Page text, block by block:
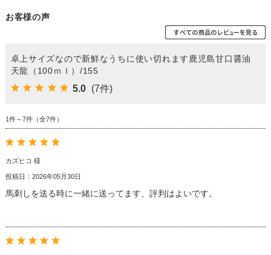
お客様の声
卓上サイズなので新鮮なうちに使い切れます鹿児島甘口醤油
天龍（100ｍｌ）/155
5.0 (7件)
1件～7件（全7件）
カズヒコ 様
投稿日：2026年05月30日
馬刺しを送る時に一緒に送ってます、評判はよいです。